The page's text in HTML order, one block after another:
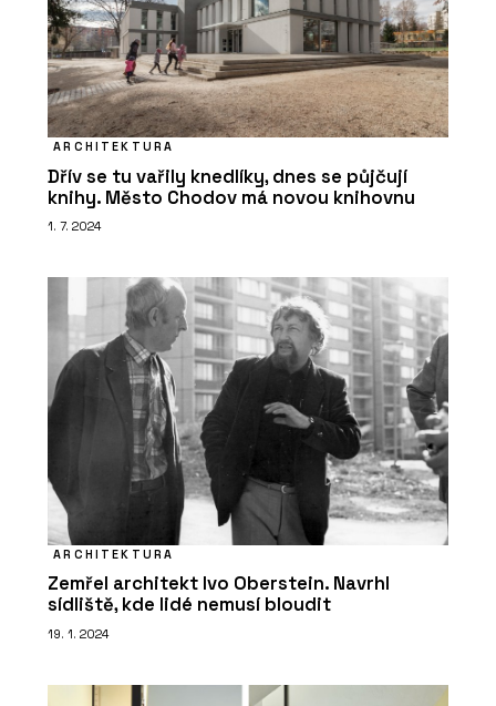
ČLÁNKY
potok a lesy
SLUŽBY
Návrh a realizace interiéru roubenky
ARCHITEKTURA
Dřív se tu vařily knedlíky, dnes se půjčují
knihy. Město Chodov má novou knihovnu
1. 7. 2024
ARCHITEKTURA
Zemřel architekt Ivo Oberstein. Navrhl
sídliště, kde lidé nemusí bloudit
19. 1. 2024